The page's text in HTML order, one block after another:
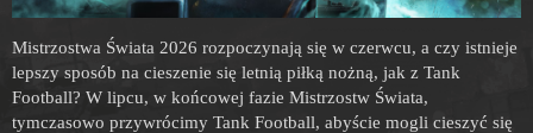
Mistrzostwa Świata 2026 rozpoczynają się w czerwcu, a czy istnieje
lepszy sposób na cieszenie się letnią piłką nożną, jak z Tank
Football? W lipcu, w końcowej fazie Mistrzostw Świata,
tymczasowo przywrócimy Tank Football, abyście mogli cieszyć się